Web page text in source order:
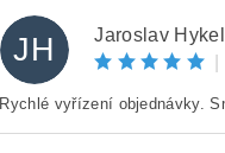
JH
Jaroslav Hykel
Rychlé vyřízení objednávky.